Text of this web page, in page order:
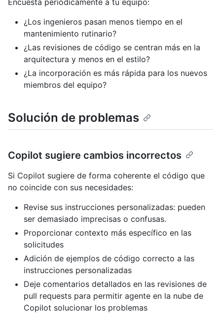
Encuesta periódicamente a tu equipo:
¿Los ingenieros pasan menos tiempo en el
mantenimiento rutinario?
¿Las revisiones de código se centran más en la
arquitectura y menos en el estilo?
¿La incorporación es más rápida para los nuevos
miembros del equipo?
Solución de problemas
Copilot sugiere cambios incorrectos
Si Copilot sugiere de forma coherente el código que
no coincide con sus necesidades:
Revise sus instrucciones personalizadas: pueden
ser demasiado imprecisas o confusas.
Proporcionar contexto más específico en las
solicitudes
Adición de ejemplos de código correcto a las
instrucciones personalizadas
Deje comentarios detallados en las revisiones de
pull requests para permitir agente en la nube de
Copilot solucionar los problemas